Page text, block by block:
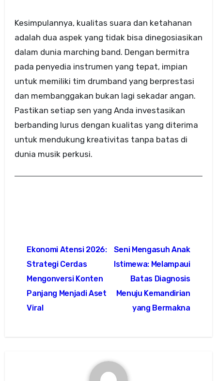
Kesimpulannya, kualitas suara dan ketahanan
adalah dua aspek yang tidak bisa dinegosiasikan
dalam dunia marching band. Dengan bermitra
pada penyedia instrumen yang tepat, impian
untuk memiliki tim drumband yang berprestasi
dan membanggakan bukan lagi sekadar angan.
Pastikan setiap sen yang Anda investasikan
berbanding lurus dengan kualitas yang diterima
untuk mendukung kreativitas tanpa batas di
dunia musik perkusi.
navigation
Ekonomi Atensi 2026:
Strategi Cerdas
Mengonversi Konten
Panjang Menjadi Aset
Viral
Seni Mengasuh Anak
Istimewa: Melampaui
Batas Diagnosis
Menuju Kemandirian
yang Bermakna